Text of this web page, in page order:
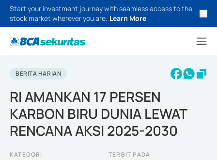
Start your investment journey with seamless access to the
stock market wherever you are. Learn More
BERITA HARIAN
RI AMANKAN 17 PERSEN
KARBON BIRU DUNIA LEWAT
RENCANA AKSI 2025-2030
KATEGORI TERBIT PADA